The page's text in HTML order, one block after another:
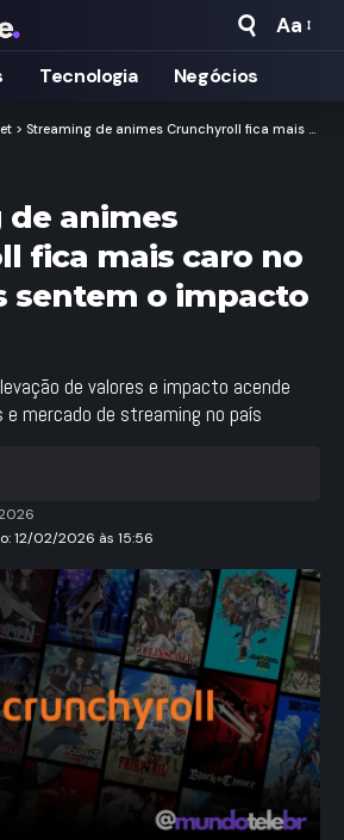
Fonte
Aa
Tecnologia Negócios
> Streaming de animes Crunchyroll fica mais caro no Brasil e fãs sentem o impacto no bolso
animes
fica mais caro no
sentem o impacto
de valores e impacto acende
mercado de streaming no país
12/02/2026 às 15:56